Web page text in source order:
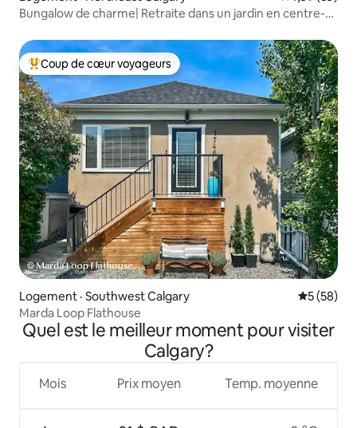
Bungalow de charme| Retraite dans un jardin en centre-
Coup de cœur voyageurs parmi les plus aimés
Coup de cœur voyageurs
Logement · Southwest Calgary Note
5 (58)
Marda Loop Flathouse
Quel est le meilleur moment pour visiter
Calgary?
Mois Prix moyen Temp. moyenne